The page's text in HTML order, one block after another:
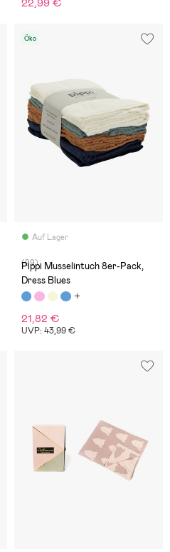
Öko
Auf Lager
(99)
Pippi Musselintuch 8er-Pack,
Dress Blues
21,82 €
UVP: 43,99 €